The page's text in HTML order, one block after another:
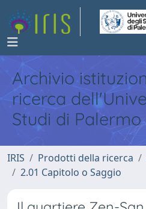
Archivio
ricerca
Studi di Palermo
IRIS Prodotti della ricerca
2.01 Capitolo o Saggio